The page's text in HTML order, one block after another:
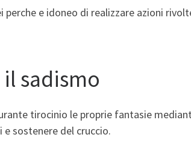
perche e idoneo di realizzare azioni
il sadismo
tirocinio le proprie fantasie
sostenere del cruccio.